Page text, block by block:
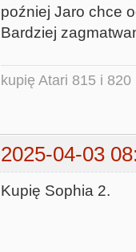
poźniej Jaro chce
Bardziej
kupię Atari 815 i 820
2025-04-03
Kupię Sophia 2.